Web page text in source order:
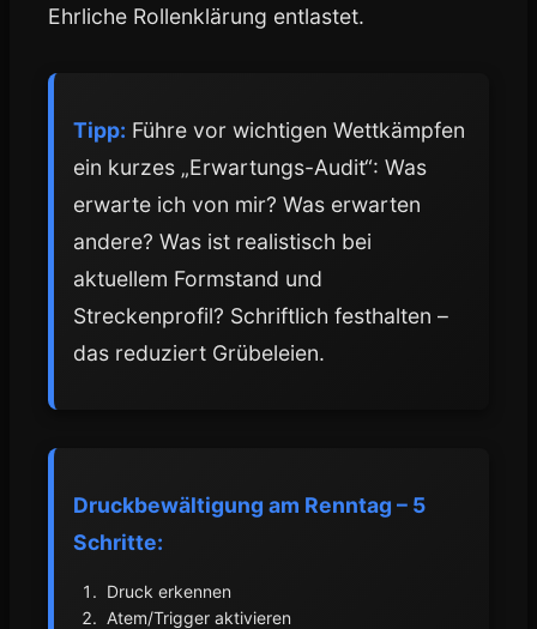
Ehrliche Rollenklärung entlastet.
Tipp: Führe vor wichtigen Wettkämpfen
ein kurzes „Erwartungs-Audit“: Was
erwarte ich von mir? Was erwarten
andere? Was ist realistisch bei
aktuellem Formstand und
Streckenprofil? Schriftlich festhalten –
das reduziert Grübeleien.
Druckbewältigung am Renntag – 5
Schritte:
Druck erkennen
Atem/Trigger aktivieren